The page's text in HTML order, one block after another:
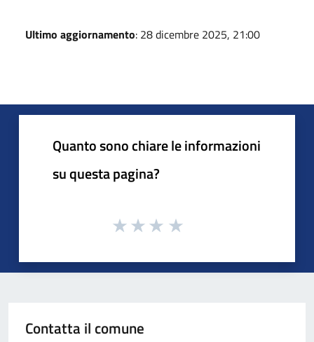
Ultimo aggiornamento: 28 dicembre 2025, 21:00
Quanto sono chiare le informazioni
su questa pagina?
Contatta il comune